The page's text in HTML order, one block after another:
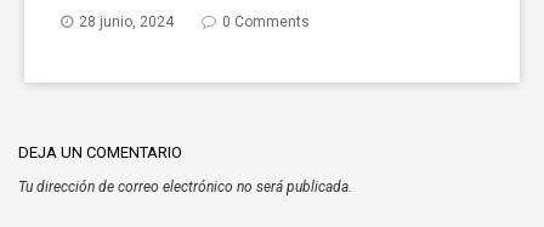
28 junio, 2024 0 Comments
DEJA UN COMENTARIO
Tu dirección de correo electrónico no será publicada.